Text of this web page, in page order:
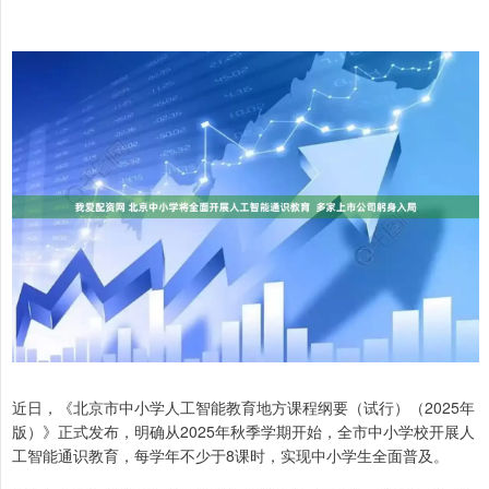
近日，《北京市中小学人工智能教育地方课程纲要（试行）（2025年
版）》正式发布，明确从2025年秋季学期开始，全市中小学校开展人
工智能通识教育，每学年不少于8课时，实现中小学生全面普及。